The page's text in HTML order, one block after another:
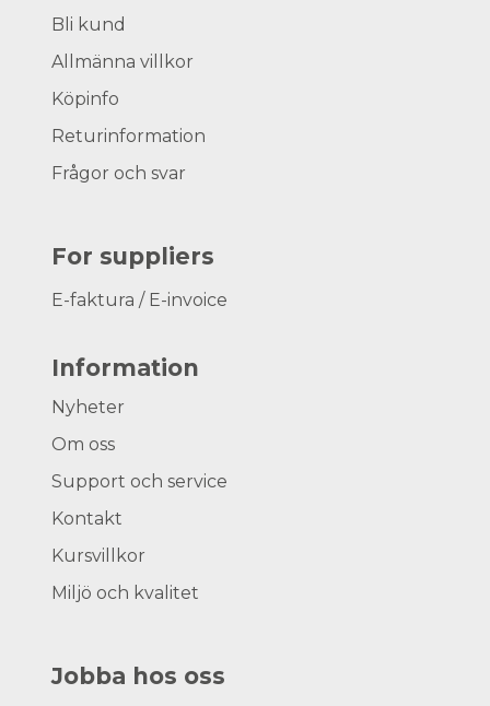
Bli kund
Allmänna villkor
Köpinfo
Returinformation
Frågor och svar
For suppliers
E-faktura / E-invoice
Information
Nyheter
Om oss
Support och service
Kontakt
Kursvillkor
Miljö och kvalitet
Jobba hos oss